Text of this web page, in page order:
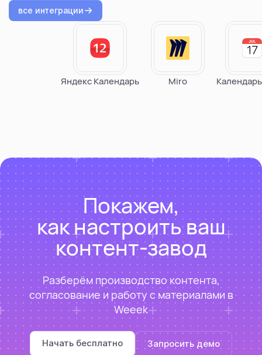
все интеграции
Яндекс Календарь Календарь
Покажем,
как настроить ваш
контент-завод
Разберём производство контента,
согласование и работу с материалами в
Weeek
Начать бесплатно Запросить демо